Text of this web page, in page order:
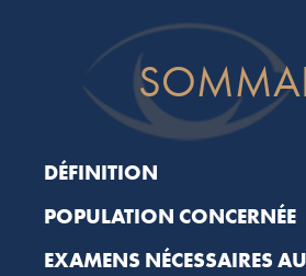
DÉFINITION
POPULATION CONCERNÉE
EXAMENS NÉCESSAIRES